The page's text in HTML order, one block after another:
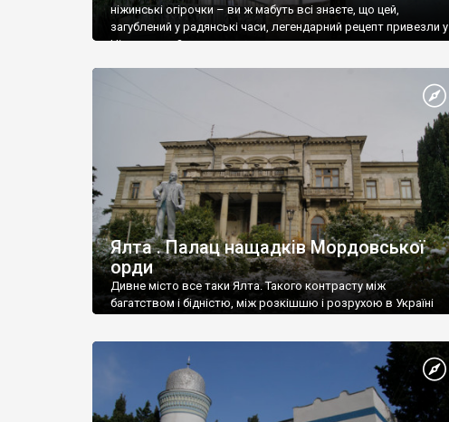
ніжинські огірочки – ви ж мабуть всі знаєте, що цей,
загублений у радянські часи, легендарний рецепт привезли у
Ніжин греки?
Ялта . Палац нащадків Мордовської
орди
Дивне місто все таки Ялта. Такого контрасту між
багатством і бідністю, між розкішшю і розрухою в Україні